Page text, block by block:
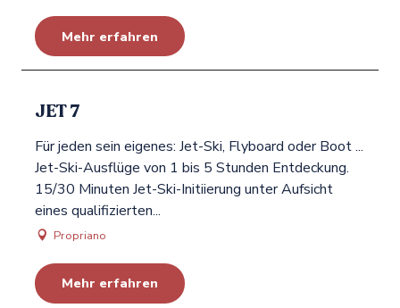
Mehr erfahren
JET 7
Für jeden sein eigenes: Jet-Ski, Flyboard oder Boot ...
Jet-Ski-Ausflüge von 1 bis 5 Stunden Entdeckung.
15/30 Minuten Jet-Ski-Initiierung unter Aufsicht
eines qualifizierten...
Propriano
Mehr erfahren